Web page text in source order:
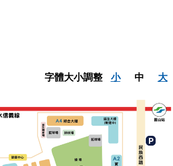
字體大小調整 小 中 大